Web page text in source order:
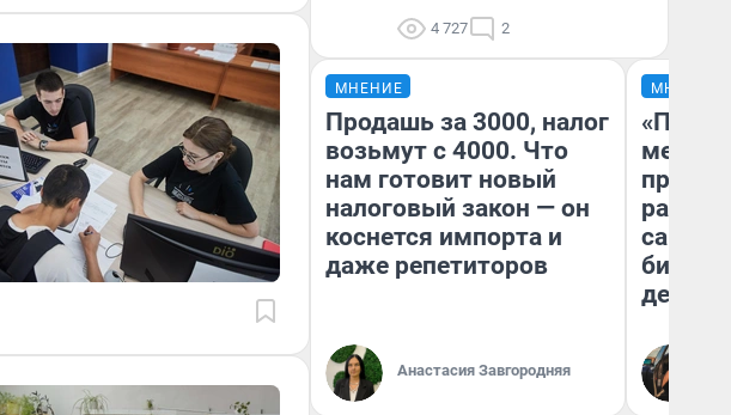
4 727 2
МНЕНИЕ
Продашь за 3000, налог
возьмут с 4000. Что
нам готовит новый
налоговый закон — он
коснется импорта и
даже репетиторов
Анастасия Завгородняя
МНЕНИЕ
самом